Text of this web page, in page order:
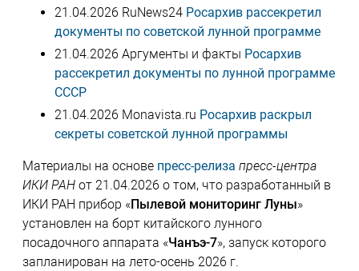
21.04.2026 RuNews24 Росархив рассекретил
документы по советской лунной программе
21.04.2026 Аргументы и факты Росархив
рассекретил документы по лунной программе
СССР
21.04.2026 Monavista.ru Росархив раскрыл
секреты советской лунной программы
Материалы на основе пресс-релиза пресс-центра
ИКИ РАНот 21.04.2026 о том, что разработанный в
ИКИ РАН прибор «Пылевой мониторинг Луны»
установлен на борт китайского лунного
посадочного аппарата «Чанъэ-7», запуск которого
запланирован на лето-осень 2026 г.